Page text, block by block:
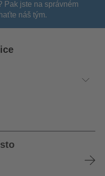
Pak jste na správném
náš tým.